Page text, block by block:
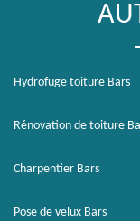
Hydrofuge toiture Bars
Rénovation de toiture
Charpentier Bars
Pose de velux Bars